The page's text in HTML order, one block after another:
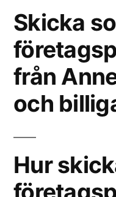
Skicka
från
och
Hur